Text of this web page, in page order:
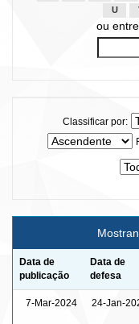
U
ou
Classificar por:
Data de
publicação
Data de
defesa
7-Mar-2024 24-Jan-